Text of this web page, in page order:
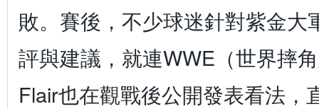
敗。賽後，不少球迷針對紫金大
評與建議，就連WWE（世界摔
Flair也在觀戰後公開發表看法，